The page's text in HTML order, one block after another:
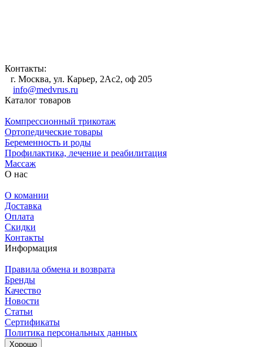
Контакты:
г. Москва, ул. Карьер, 2Ас2, оф 205
info@medvrus.ru
Каталог товаров
Компрессионный трикотаж
Ортопедические товары
Беременность и роды
Профилактика, лечение и реабилитация
Массаж
О нас
О комании
Доставка
Оплата
Скидки
Контакты
Информация
Правила обмена и возврата
Бренды
Качество
Новости
Статьи
Сертификаты
Политика персональных данных
Хорошо